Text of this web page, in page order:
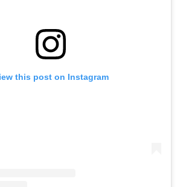
this post on Instagram